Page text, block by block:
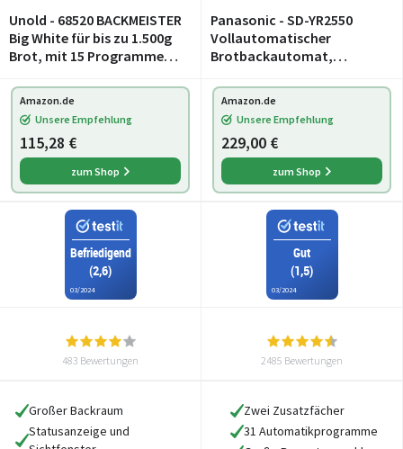
Unold - 68520 BACKMEISTER
Big White für bis zu 1.500g
Brot, mit 15 Programmen
Timerfunktion,
Waremhaltefunktion, LCD
Display, weiß
Panasonic - SD-YR2550
Vollautomatischer
Brotbackautomat,
Rosinen-Nussverteiler und
Hefespender, 31
automatische
Programme, zwei
Temperatursen
Amazon.de
Unsere Empfehlung
115,28 €
zum Shop
Amazon.de
Unsere Empfehlung
229,00 €
zum Shop
Befriedigend
(2,6)
03/2024
Gut
(1,5)
03/2024
483 Bewertungen 2485 Bewertungen
Großer Backraum
Statusanzeige und
Zwei Zusatzfächer
31 Automatikprogramme